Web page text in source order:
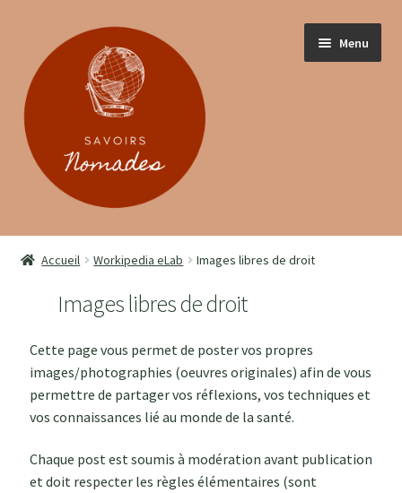
Menu
ACCUEIL
PATIENT.E.S
CONTACT
Accueil Workipedia eLab Images libres de droit
Images libres de droit
Cette page vous permet de poster vos propres
images/photographies (oeuvres originales) afin de vous
permettre de partager vos réflexions, vos techniques et
vos connaissances lié au monde de la santé.
Chaque post est soumis à modération avant publication
et doit respecter les règles élémentaires (sont